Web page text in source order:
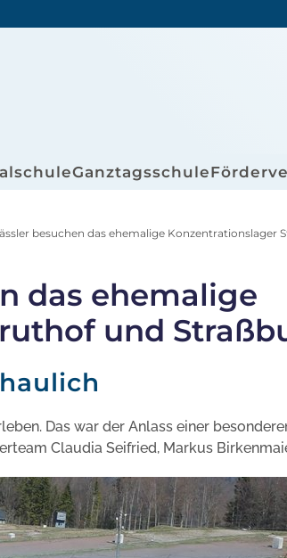
Ganztagsschule
besuchen das ehemalige Konzentrationslager
das ehemalige
und
Das war der Anlass einer
Claudia Seifried, Markus